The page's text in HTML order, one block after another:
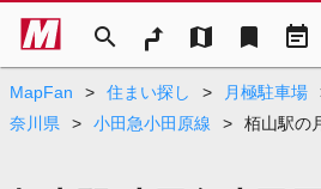
search map bookmark event_note
MapFan > 住まい探し > 月極駐車場
奈川県
> 小田急小田原線 > 栢山駅の